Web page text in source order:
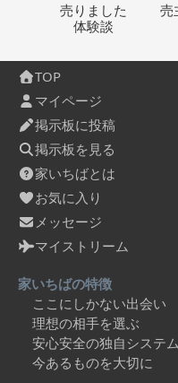
売りました
体験談
売
TOP
マイページ
掲示板に投稿
掲示板を見る
家いちばとは
お気に入り
メッセージ
マイストリーム
家いちばの特徴
ここにしかない出会い
理想の相手を選ぶ
安心安全の独自システム
今あるものを大切に